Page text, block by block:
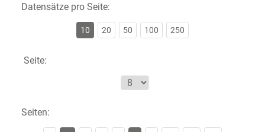
Datensätze pro Seite:
10 20 50 100 250
Seite:
Seiten: